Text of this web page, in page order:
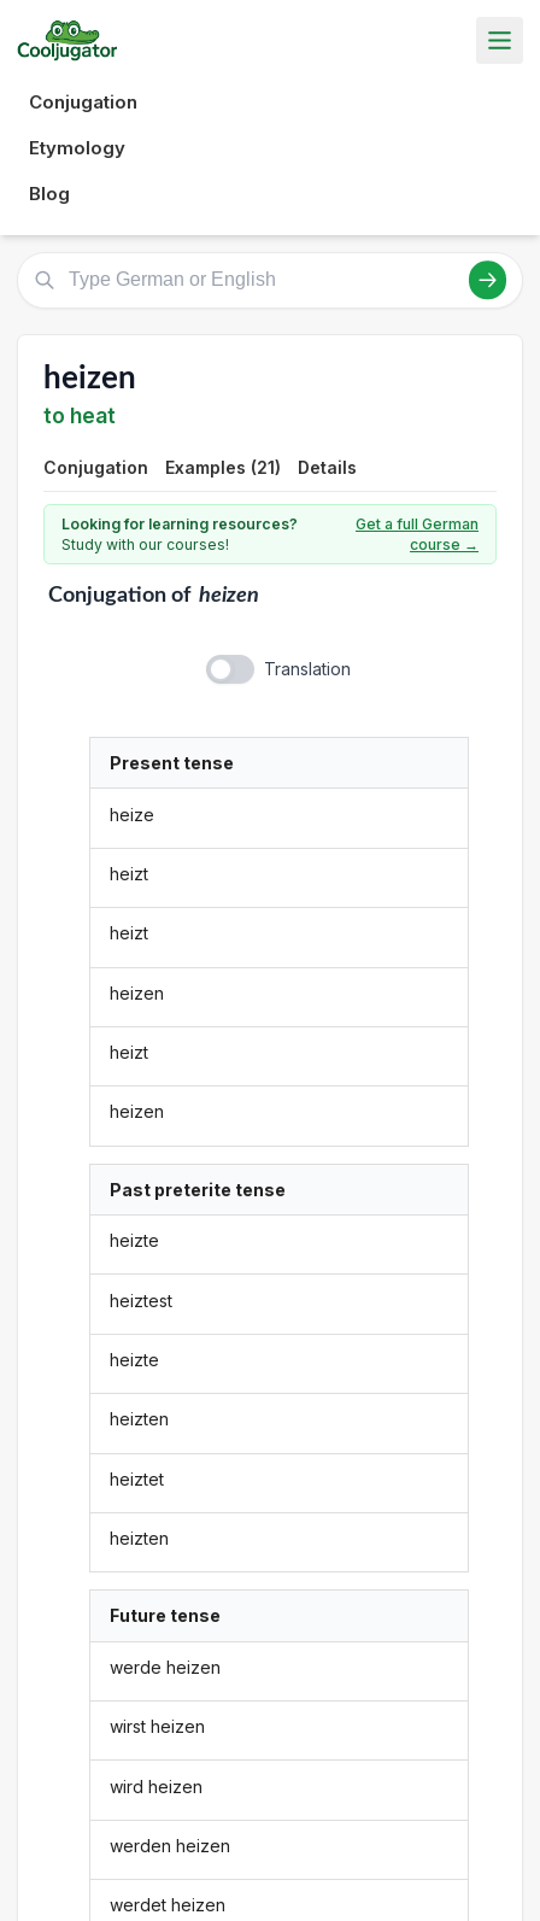
Conjugation
Etymology
Blog
heizen
to heat
Conjugation Examples (21) Details
Looking for learning resources?
Study with our courses!
Get a full German
course →
Conjugationof heizen
Translation
Present tense
heize
heizt
heizt
heizen
heizt
heizen
Past preterite tense
heizte
heiztest
heizte
heizten
heiztet
heizten
Future tense
werde heizen
wirst heizen
wird heizen
werden heizen
werdet heizen